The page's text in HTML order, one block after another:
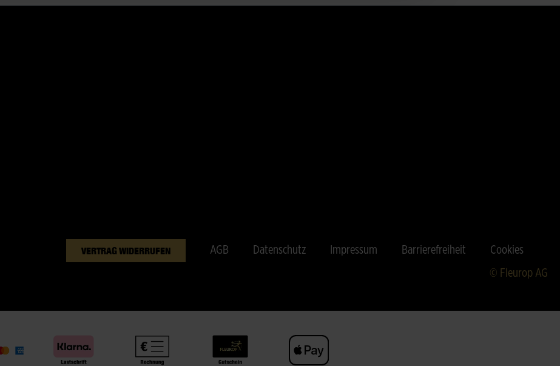
VERTRAG WIDERRUFEN AGB Datenschutz Impressum Barrierefreiheit
Cookies
© Fleurop AG